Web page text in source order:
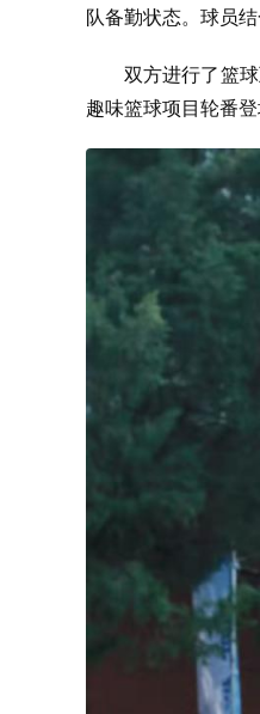
队备勤状态。球员
双方进行了篮
趣味篮球项目轮番